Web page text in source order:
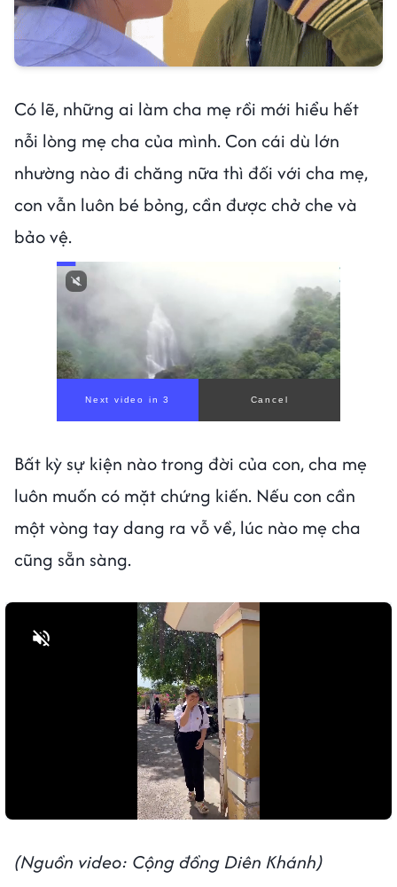
Có lẽ, những ai làm cha mẹ rồi mới hiểu hết
nỗi lòng mẹ cha của mình. Con cái dù lớn
nhường nào đi chăng nữa thì đối với cha mẹ,
con vẫn luôn bé bỏng, cần được chở che và
bảo vệ.
Next video in 1 Cancel
Bất kỳ sự kiện nào trong đời của con, cha mẹ
luôn muốn có mặt chứng kiến. Nếu con cần
một vòng tay dang ra vỗ về, lúc nào mẹ cha
cũng sẵn sàng.
(Nguồn video: Cộng đồng Diên Khánh)